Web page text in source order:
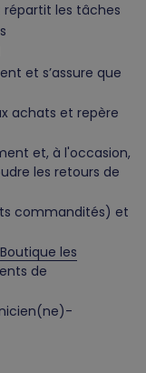
répartit les tâches
et s’assure que
achats et repère
et, à l'occasion,
les retours de
commandités) et
Boutique les
de